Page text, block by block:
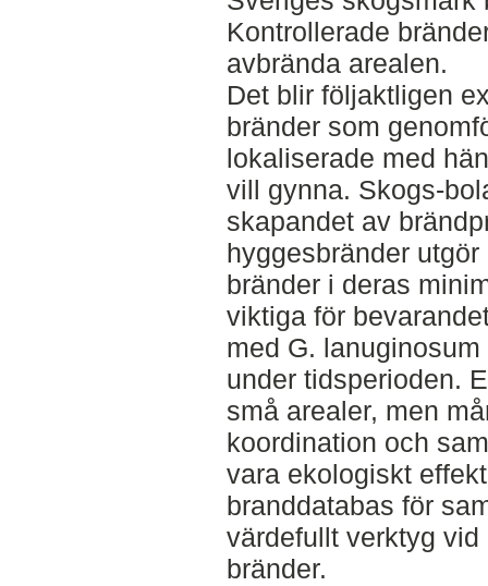
Kontrollerade
avbrända arealen.
Det blir följaktligen
bränder som
lokaliserade med
vill gynna. Skogs-
skapandet av
hyggesbränder
bränder i deras
viktiga för
med G.
under tidsperioden.
små arealer, men
koordination och
vara ekologiskt
branddatabas för
värdefullt verktyg
bränder.